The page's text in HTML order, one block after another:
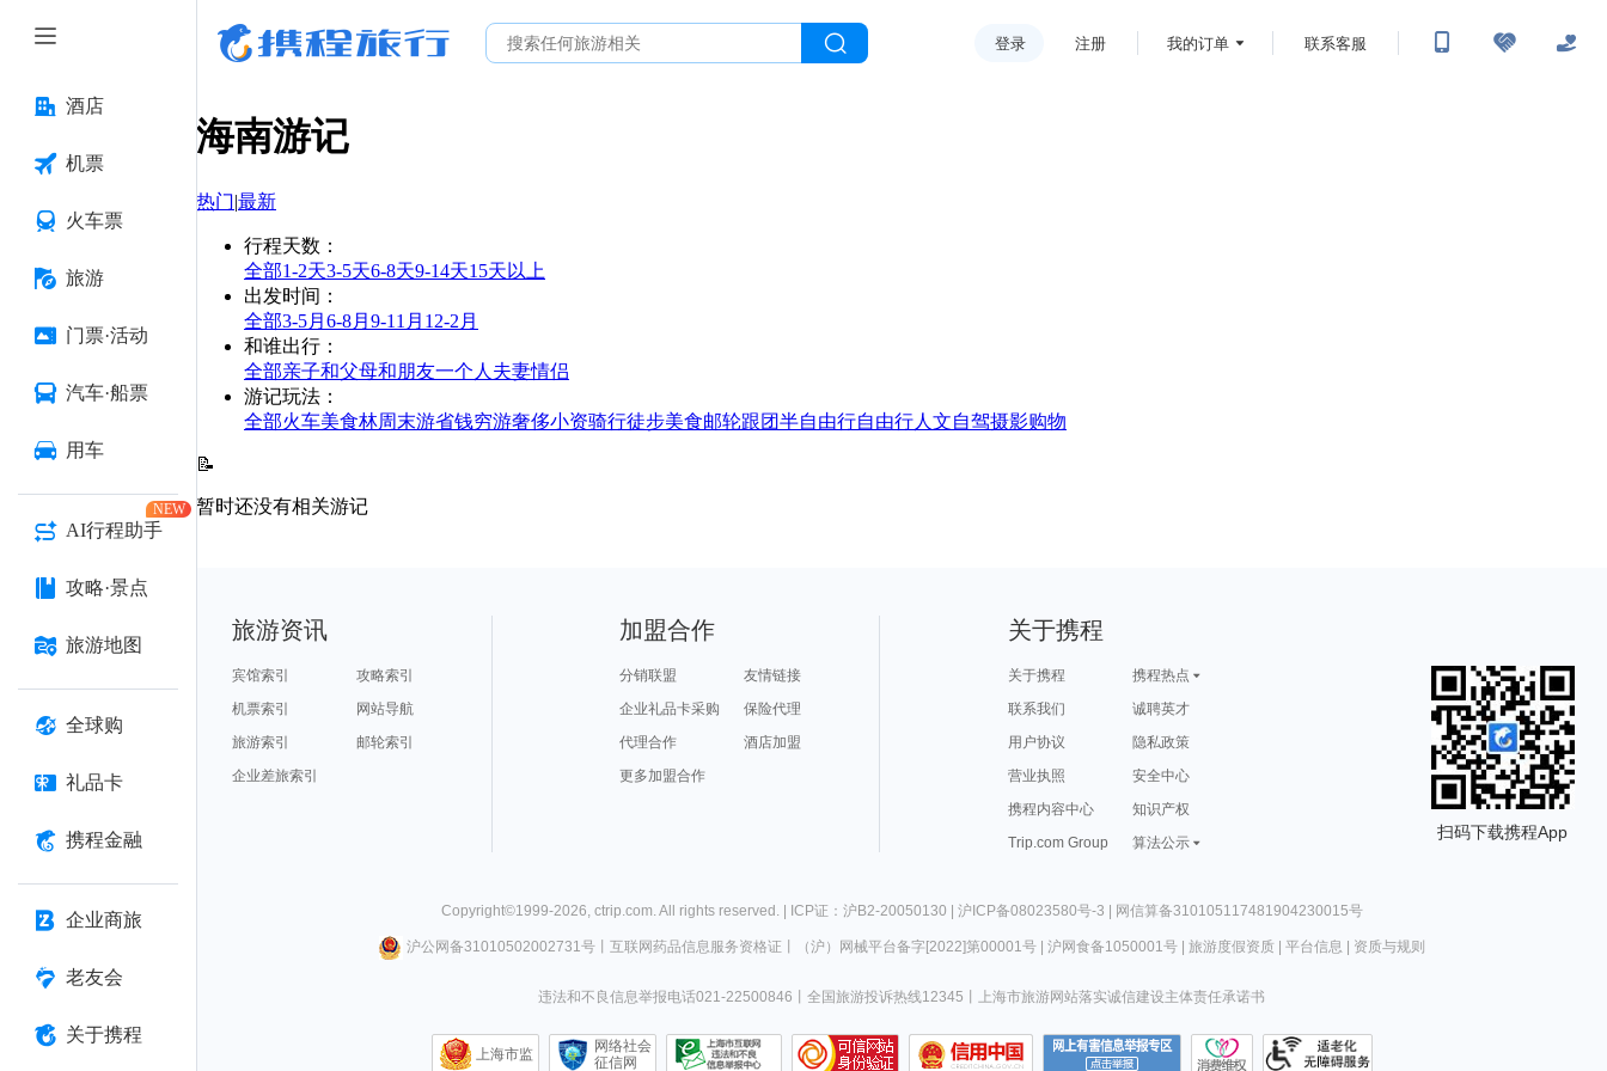
酒店
机票
火车票
旅游
门票·活动
汽车·船票
用车
AI行程助手
NEW
攻略·景点
旅游地图
全球购
礼品卡
携程金融
企业商旅
老友会
关于携程
登录 注册 我的订单 联系客服
海南游记
热门|最新
行程天数 ：
全部1-2天3-5天6-8天9-14天15天以上
出发时间 ：
全部3-5月 6-8月 9-11月 12-2月
和谁出行 ：
全部亲子和父母和朋友一个人 夫妻情侣
游记玩法 ：
全部火车美食林周末游省钱穷游奢侈小资骑行徒步美食邮轮跟团半自由行自由行人文自驾摄影购物
📝
暂时还没有相关游记
旅游资讯
宾馆索引
攻略索引
机票索引
网站导航
旅游索引
邮轮索引
企业差旅索引
加盟合作
分销联盟
友情链接
企业礼品卡采购
保险代理
代理合作
酒店加盟
更多加盟合作
关于携程
关于携程
携程热点
联系我们
诚聘英才
用户协议
隐私政策
营业执照
安全中心
携程内容中心
知识产权
Trip.com Group
算法公示
扫码下载携程App
Copyright©1999-2026, ctrip.com. All rights reserved. | ICP证：沪B2-20050130 | 沪ICP备08023580号-3 | 网信算备310105117481904230015号
沪公网备31010502002731号丨 互联网药品信息服务资格证 （沪）网械平台备字[2022]第00001号| 沪网食备1050001号| 旅游度假资质| 平台信息 资质与规则
违法和不良信息举报电话021-22500846 全国旅游投诉热线12345 上海市旅游网站落实诚信建设主体责任承诺书
上海市监
网络社会
征信网